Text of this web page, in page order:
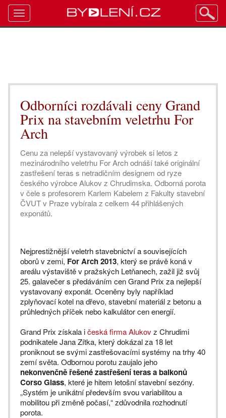
Odborníci rozdávali ceny Grand
Prix na stavebním veletrhu For
Arch
Cenu za nelepší vystavovaný výrobek si letos z
mezinárodního veletrhu For Arch odnáší také originální
zastřešení teras s netradičním designem od ryze
českého výrobce Alukov z Chrudimska. Odborná porota
v čele s profesorem Karlem Kabelem z Fakulty stavební
ČVUT v Praze vybírala z celkem 44 přihlášených
exponátů.
Nejprestižnější veletrh stavebnictví a souvisejících
oborů v zemi, For Arch 2013, který se právě koná v
areálu výstaviště v pražských Letňanech, zažil již svůj
25. galavečer s předáváním cen Grand Prix za nejlepší
vystavovaný exponát. Oceněny byly například
zplyňovací kotel na dřevo, stavební materiál z betonu a
průhledných příček nebo kalkulátor cen energií.
Grand Prix získala ičeská firma Alukovz Chrudimi
podnikatele Jana Zítka, který dokázal za 18 let
proniknout se svými zastřešovacími systémy na trhy 40
zemí světa. Odbornou porotu zaujalo jeho
nekonvenčně řešené zastřešení teras a balkonů
Corso Glass, které je hitem letošní stavební sezóny.
„Systém je unikátní především svou variabilitou a
mobilitou při změně počasí,“ zdůvodnila rozhodnutí
porota.
Toggle
navigation